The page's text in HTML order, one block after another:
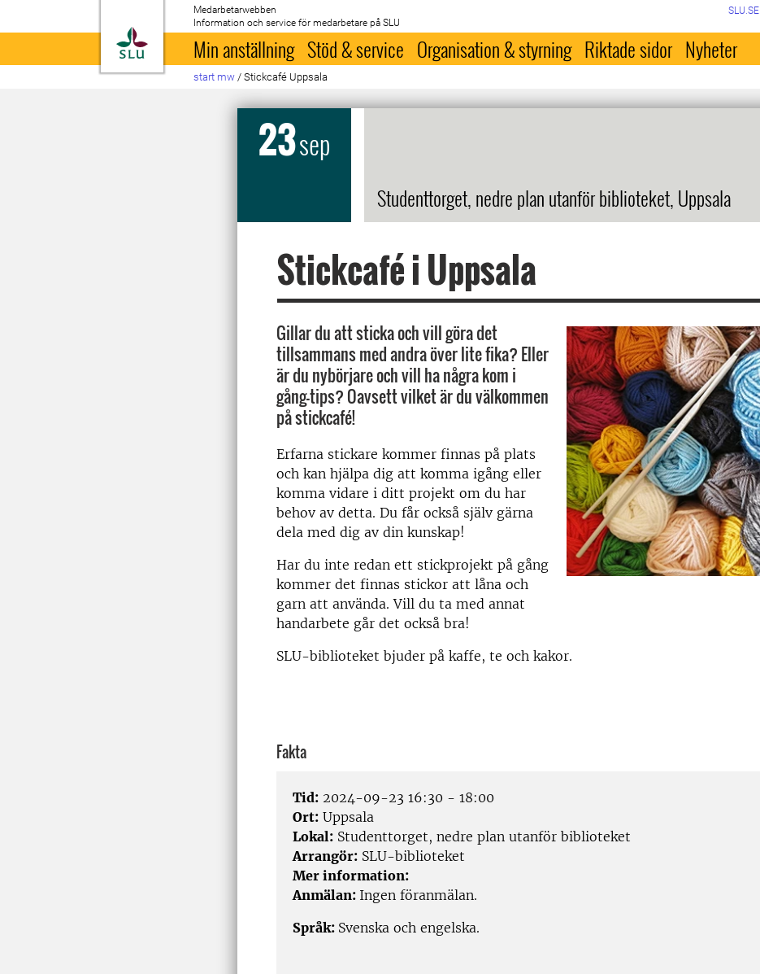
Till startsida
Medarbetarwebben
Information och service för medarbetare på SLU
SLU.SE
Min anställning Stöd & service Organisation & styrning Riktade sidor Nyheter
start mw / Stickcafé Uppsala
23sep
Studenttorget, nedre plan utanför biblioteket, Uppsala
Stickcafé i Uppsala
Gillar du att sticka och vill göra det
tillsammans med andra över lite fika? Eller
är du nybörjare och vill ha några kom i
gång-tips? Oavsett vilket är du välkommen
på stickcafé!
Erfarna stickare kommer finnas på plats
och kan hjälpa dig att komma igång eller
komma vidare i ditt projekt om du har
behov av detta. Du får också själv gärna
dela med dig av din kunskap!
Har du inte redan ett stickprojekt på gång
kommer det finnas stickor att låna och
garn att använda. Vill du ta med annat
handarbete går det också bra!
SLU-biblioteket bjuder på kaffe, te och kakor.
Fakta
Tid: 2024-09-23 16:30 - 18:00
Ort: Uppsala
Lokal: Studenttorget, nedre plan utanför biblioteket
Arrangör: SLU-biblioteket
Mer information:
Anmälan: Ingen föranmälan.
Språk: Svenska och engelska.